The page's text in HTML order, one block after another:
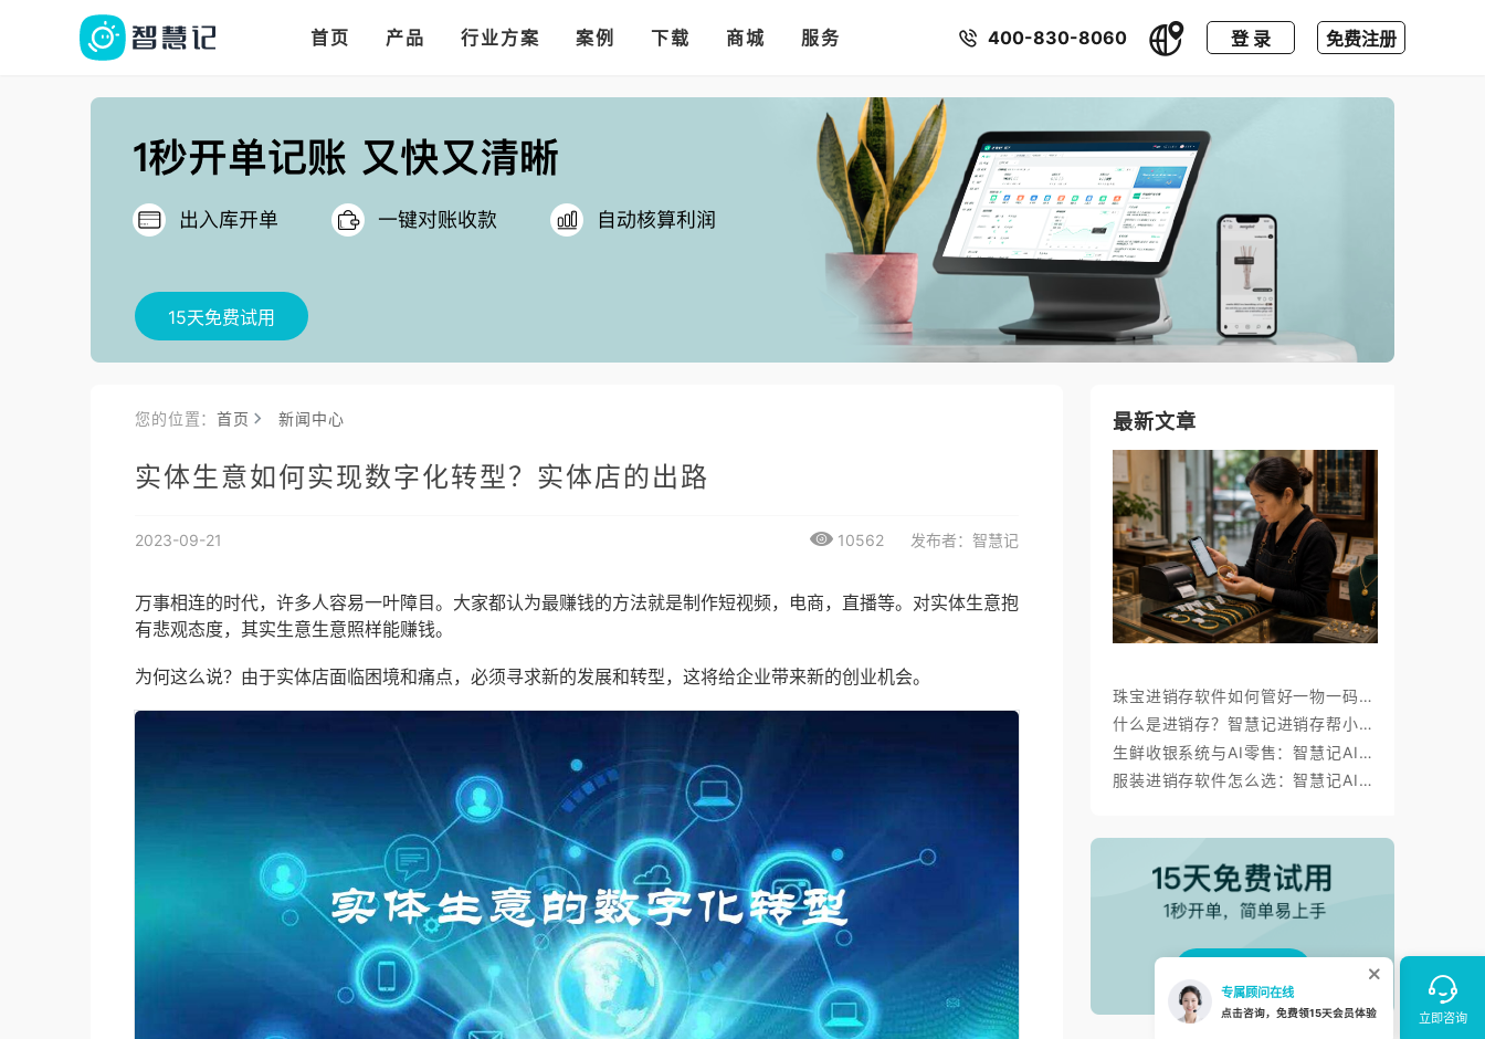
首页 产品
多语言、多币种、多汇率。
行业方案
多店多仓统管，调拨更高效 把你的店铺开进手机微信里
案例 下载 商城 服务 400-830-8060 登 录 免费注册
15天免费试用
您的位置：首页 新闻中心
实体生意如何实现数字化转型？实体店的出路
2023-09-21 10562 发布者：智慧记
万事相连的时代，许多人容易一叶障目。大家都认为最赚钱的方法就是制作短视频，电商，直播等。对实体生意抱
有悲观态度，其实生意生意照样能赚钱。
为何这么说？由于实体店面临困境和痛点，必须寻求新的发展和转型，这将给企业带来新的创业机会。
最新文章
珠宝进销存软件如何管好一物一码、金价调价与标签打印？
什么是进销存？智慧记进销存帮小微商户理顺开单、库存与对账
生鲜收银系统与AI零售：智慧记AI零售称重收银、库存、会员经营方案
服装进销存软件怎么选：智慧记AI批量录入、齐色齐码开单与库存管理